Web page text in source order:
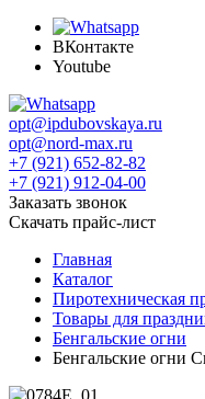
ВКонтакте
Youtube
opt@ipdubovskaya.ru
opt@nord-max.ru
+7 (921) 652-82-82
+7 (921) 912-04-00
Заказать звонок
Скачать прайс-лист
Главная
Каталог
Пиротехническая
Товары для
Бенгальские огни
Бенгальские огни